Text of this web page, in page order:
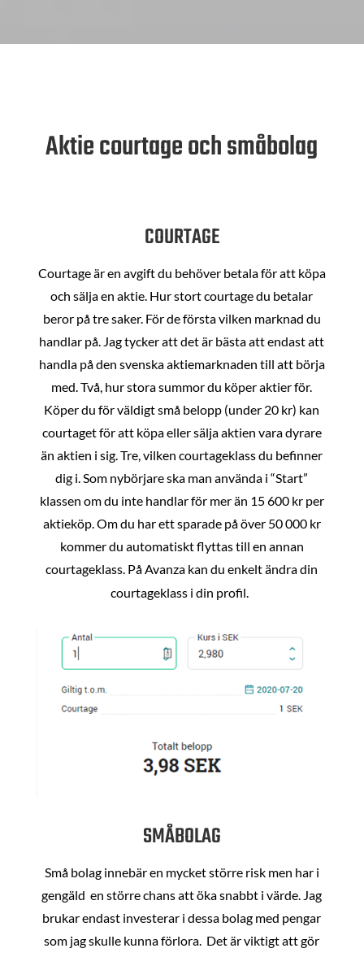
Aktie courtage och småbolag
COURTAGE
Courtage är en avgift du behöver betala för att köpa
och sälja en aktie. Hur stort courtage du betalar
beror på tre saker. För de första vilken marknad du
handlar på. Jag tycker att det är bästa att endast att
handla på den svenska aktiemarknaden till att börja
med. Två, hur stora summor du köper aktier för.
Köper du för väldigt små belopp (under 20 kr) kan
courtaget för att köpa eller sälja aktien vara dyrare
än aktien i sig. Tre, vilken courtageklass du befinner
dig i. Som nybörjare ska man använda i “Start”
klassen om du inte handlar för mer än 15 600 kr per
aktieköp. Om du har ett sparade på över 50 000 kr
kommer du automatiskt flyttas till en annan
courtageklass. På Avanza kan du enkelt ändra din
courtageklass i din profil.
SMÅBOLAG
Små bolag innebär en mycket större risk men har i
gengäld en större chans att öka snabbt i värde. Jag
brukar endast investerar i dessa bolag med pengar
som jag skulle kunna förlora. Det är viktigt att gör